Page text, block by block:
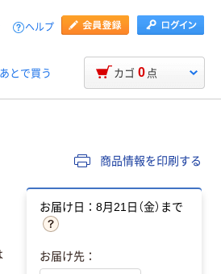
ヘルプ
あとで買う カゴ 0 点
商品情報を印刷する
お届け日：8月21日（金）まで
お届け先：